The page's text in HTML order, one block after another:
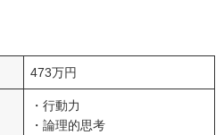
強する
る
473万円
・行動力
・論理的思考